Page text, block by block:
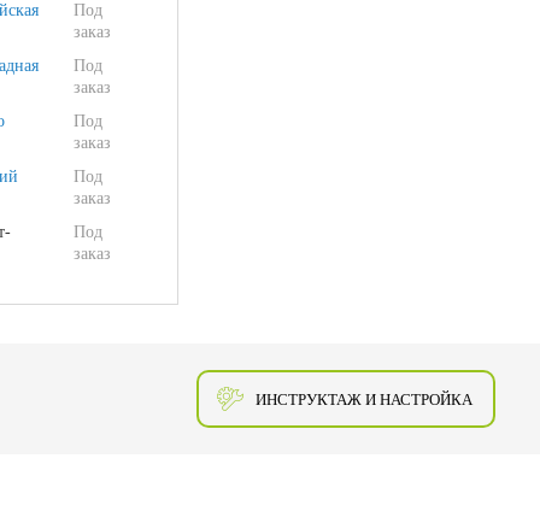
Под
заказ
Под
заказ
Под
заказ
Под
заказ
Под
заказ
ИНСТРУКТАЖ И НАСТРОЙКА